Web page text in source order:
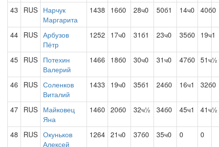
43 RUS Нарчук
Маргарита
1438 16б0 28ч0 50б1 14ч0 40б0
44 RUS Арбузов
Пётр
1252 17ч0 31б1 23ч0 35б0 19ч1
45 RUS Потехин
Валерий
1466 18б0 30ч0 31ч0 47б0 51ч½
46 RUS Соленков
Виталий
1433 19ч0 35б1 24б0 16ч1 32б0
47 RUS Майковец
Яна
1460 20б0 32ч½ 34б0 45ч1 41ч½
48 RUS Окуньков
Алексей
1264 21ч0 37б0 35ч0 0 0